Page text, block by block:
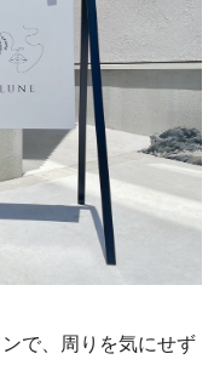
で、周りを気にせず